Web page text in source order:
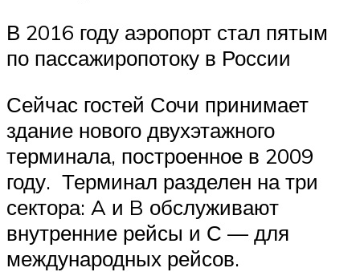
В 2016 году аэропорт стал пятым
по пассажиропотоку в России
Сейчас гостей Сочи принимает
здание нового двухэтажного
терминала, построенное в 2009
году. Терминал разделен на три
сектора: A и B обслуживают
внутренние рейсы и С — для
международных рейсов.